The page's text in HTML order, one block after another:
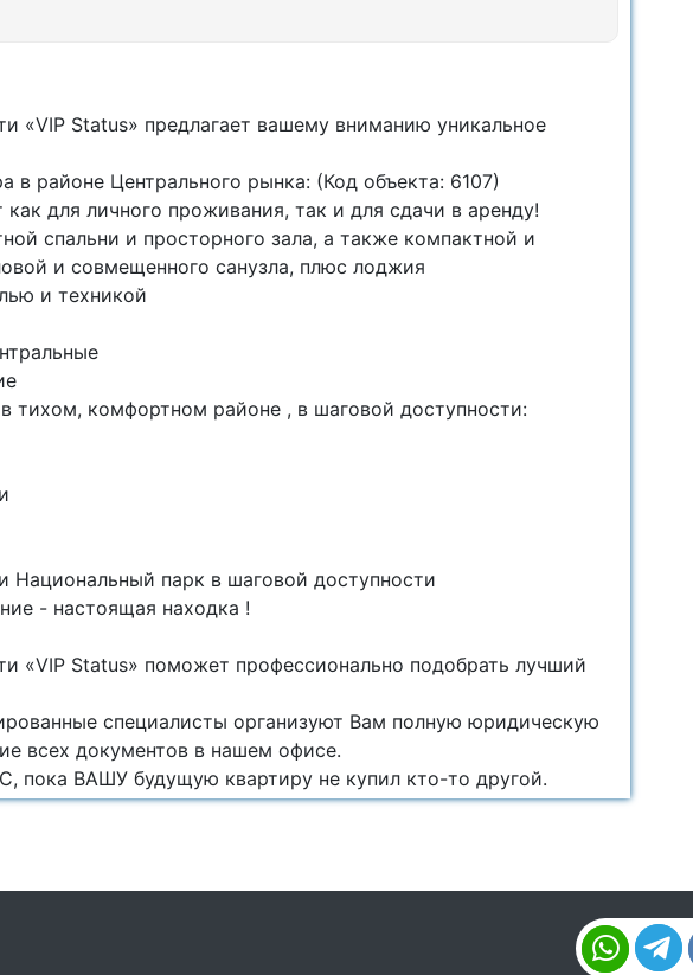
«VIP Status» предлагает вашему вниманию уникальное
в районе Центрального рынка: (Код объекта: 6107)
для личного проживания, так и для сдачи в аренду!
спальни и просторного зала, а также компактной и
и совмещенного санузла, плюс лоджия
и техникой
тихом, комфортном районе , в шаговой доступности:
Национальный парк в шаговой доступности
- настоящая находка !
«VIP Status» поможет профессионально подобрать лучший
специалисты организуют Вам полную юридическую
всех документов в нашем офисе.
пока ВАШУ будущую квартиру не купил кто-то другой.